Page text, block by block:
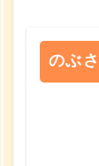
のぶ